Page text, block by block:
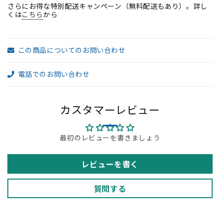
ア
ジ
ト
リ
2024042203
【中
ア
リ
シ
ュ
2022
2024042203
【中
さらにお得な特別配送キャンペーン（無料配送もあり）。詳し
くはこちらから
この商品についてのお問い合わせ
電話でのお問い合わせ
カスタマーレビュー
最初のレビューを書きましょう
レビューを書く
質問する